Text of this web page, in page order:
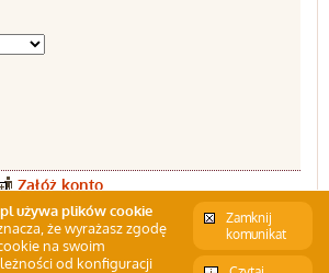
używa plików cookie
że wyrażasz zgodę
na swoim
od konfiguracji
Zamknij
komunikat
Załóż konto
przewodnik po Tatrach